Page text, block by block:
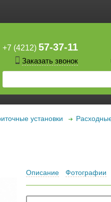
+7 (4212) 57-37-11
Заказать звонок
установки
Описание Фотографии